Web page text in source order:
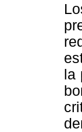
la